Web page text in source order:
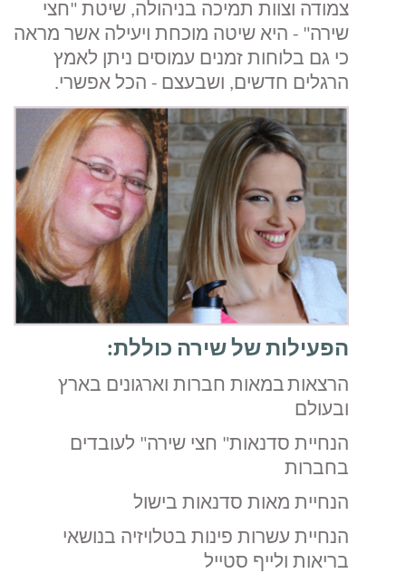
צמודה וצוות תמיכה בניהולה, שיטת "חצי
שירה" - היא שיטה מוכחת ויעילה אשר מראה
כי גם בלוחות זמנים עמוסים ניתן לאמץ
הרגלים חדשים, ושבעצם - הכל אפשרי.
הפעילות של שירה כוללת:
הרצאותבמאות חברות וארגונים בארץ
ובעולם
הנחיית סדנאות" חצי שירה" לעובדים
בחברות
הנחיית מאות סדנאות בישול
הנחיית עשרות פינות בטלויזיה בנושאי
בריאות ולייף סטייל